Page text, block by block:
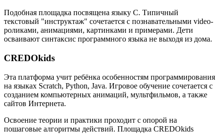
Подобная площадка посвящена языку C. Типичный
текстовый "инструктаж" сочетается с познавательными video-
роликами, анимациями, картинками и примерами. Дети
осваивают синтаксис программного языка не выходя из дома.
CREDOkids
Эта платформа учит ребёнка особенностям программирования
на языках Scratch, Python, Java. Игровое обучение сочетается с
созданием компьютерных анимаций, мультфильмов, а также
сайтов Интернета.
Освоение теории и практики проходит с опорой на
пошаговые алгоритмы действий. Площадка CREDOkids